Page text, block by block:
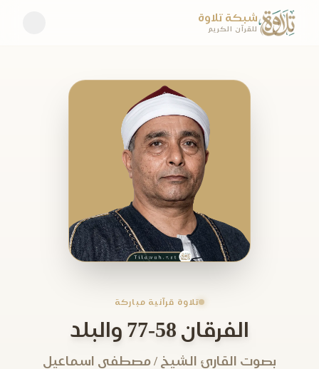
شبكة تلاوة
للقرآن الكريم
تلاوة قرآنية مباركة
الفرقان 58-77 والبلد
بصوت القارئ الشيخ / مصطفى اسماعيل